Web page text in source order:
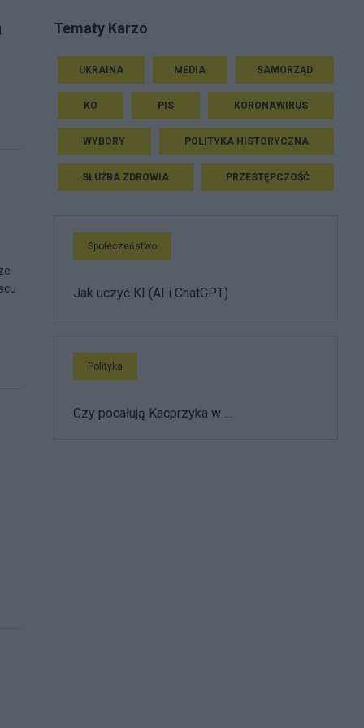
Tematy Karzo
UKRAINA MEDIA SAMORZĄD
KO PIS KORONAWIRUS
WYBORY POLITYKA HISTORYCZNA
SŁUŻBA ZDROWIA PRZESTĘPCZOŚĆ
Społeczeństwo
Jak uczyć KI (AI i ChatGPT)
Polityka
Czy pocałują Kacprzyka w ...